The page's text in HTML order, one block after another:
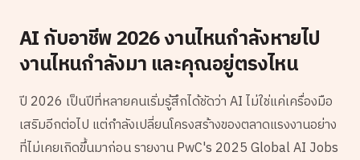
AI กับอาชีพ 2026 งานไหนกำลังหายไป
งานไหนกำลังมา และคุณอยู่ตรงไหน
ปี 2026 เป็นปีที่หลายคนเริ่มรู้สึกได้ชัดว่า AI ไม่ใช่แค่เครื่องมือ
เสริมอีกต่อไป แต่กำลังเปลี่ยนโครงสร้างของตลาดแรงงานอย่าง
ที่ไม่เคยเกิดขึ้นมาก่อน รายงาน PwC's 2025 Global AI Jobs